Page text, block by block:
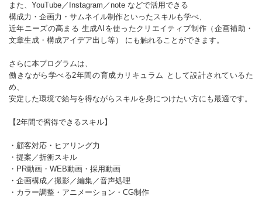
また、YouTube／Instagram／note などで活用できる
構成力・企画力・サムネイル制作といったスキルも学べ、
近年ニーズの高まる 生成AIを使ったクリエイティブ制作（企画補助・
文章生成・構成アイデア出し等） にも触れることができます。
さらに本プログラムは、
働きながら学べる2年間の育成カリキュラム として設計されているた
め、
安定した環境で給与を得ながらスキルを身につけたい方にも最適です。
【2年間で習得できるスキル】
・顧客対応・ヒアリング力
・提案／折衝スキル
・PR動画・WEB動画・採用動画
・企画構成／撮影／編集／音声処理
・カラー調整・アニメーション・CG制作